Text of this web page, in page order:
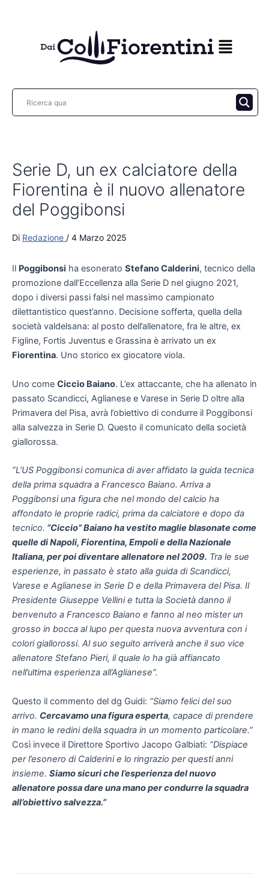
Serie D, un ex calciatore della
Fiorentina è il nuovo allenatore
del Poggibonsi
Di Redazione / 4 Marzo 2025
Il Poggibonsi ha esonerato Stefano Calderini, tecnico della
promozione dall’Eccellenza alla Serie D nel giugno 2021,
dopo i diversi passi falsi nel massimo campionato
dilettantistico quest’anno. Decisione sofferta, quella della
società valdelsana: al posto dell’allenatore, fra le altre, ex
Figline, Fortis Juventus e Grassina è arrivato un ex
Fiorentina. Uno storico ex giocatore viola.
Uno come Ciccio Baiano. L’ex attaccante, che ha allenato in
passato Scandicci, Aglianese e Varese in Serie D oltre alla
Primavera del Pisa, avrà l’obiettivo di condurre il Poggibonsi
alla salvezza in Serie D. Questo il comunicato della società
giallorossa.
“L’US Poggibonsi comunica di aver affidato la guida tecnica
della prima squadra a Francesco Baiano. Arriva a
Poggibonsi una figura che nel mondo del calcio ha
affondato le proprie radici, prima da calciatore e dopo da
tecnico. “Ciccio” Baiano ha vestito maglie blasonate come
quelle di Napoli, Fiorentina, Empoli e della Nazionale
Italiana, per poi diventare allenatore nel 2009. Tra le sue
esperienze, in passato è stato alla guida di Scandicci,
Varese e Aglianese in Serie D e della Primavera del Pisa. Il
Presidente Giuseppe Vellini e tutta la Società danno il
benvenuto a Francesco Baiano e fanno al neo mister un
grosso in bocca al lupo per questa nuova avventura con i
colori giallorossi. Al suo seguito arriverà anche il suo vice
allenatore Stefano Pieri, il quale lo ha già affiancato
nell’ultima esperienza all’Aglianese”.
Questo il commento del dg Guidi: “Siamo felici del suo
arrivo. Cercavamo una figura esperta, capace di prendere
in mano le redini della squadra in un momento particolare.”
Così invece il Direttore Sportivo Jacopo Galbiati: “Dispiace
per l’esonero di Calderini e lo ringrazio per questi anni
insieme. Siamo sicuri che l’esperienza del nuovo
allenatore possa dare una mano per condurre la squadra
all’obiettivo salvezza.”